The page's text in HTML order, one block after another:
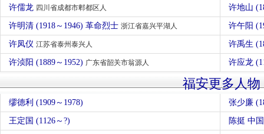
许儒龙 四川省成都市郫都区人 许地山
许明清 (1918～1946) 革命烈士 浙江省嘉兴平湖人 许午阳
许凤仪 江苏省泰州泰兴人 许禹生
许浈阳 (1889～1952) 广东省韶关市翁源人 许应龙
福安更多人物
缪德利 (1909～1978) 张少廉
王定国 (1126～?) 陈挺 中